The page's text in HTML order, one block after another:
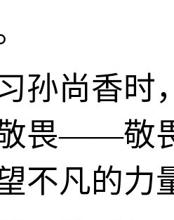
孙尚香时
畏——敬
不凡的力